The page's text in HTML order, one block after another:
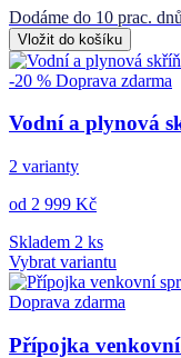
Dodáme do 10 prac. dnů
Vložit do košíku
-20 % Doprava zdarma
Vodní a plynová
2 varianty
od 2 999 Kč
Skladem 2 ks
Vybrat variantu
Doprava zdarma
Přípojka